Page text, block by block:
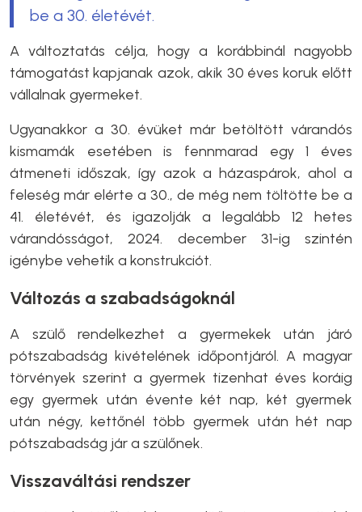
be a 30. életévét.
A változtatás célja, hogy a korábbinál nagyobb
támogatást kapjanak azok, akik 30 éves koruk előtt
vállalnak gyermeket.
Ugyanakkor a 30. évüket már betöltött várandós
kismamák esetében is fennmarad egy 1 éves
átmeneti időszak, így azok a házaspárok, ahol a
feleség már elérte a 30., de még nem töltötte be a
41. életévét, és igazolják a legalább 12 hetes
várandósságot, 2024. december 31-ig szintén
igénybe vehetik a konstrukciót.
Változás a szabadságoknál
A szülő rendelkezhet a gyermekek után járó
pótszabadság kivételének időpontjáról. A magyar
törvények szerint a gyermek tizenhat éves koráig
egy gyermek után évente két nap, két gyermek
után négy, kettőnél több gyermek után hét nap
pótszabadság jár a szülőnek.
Visszaváltási rendszer